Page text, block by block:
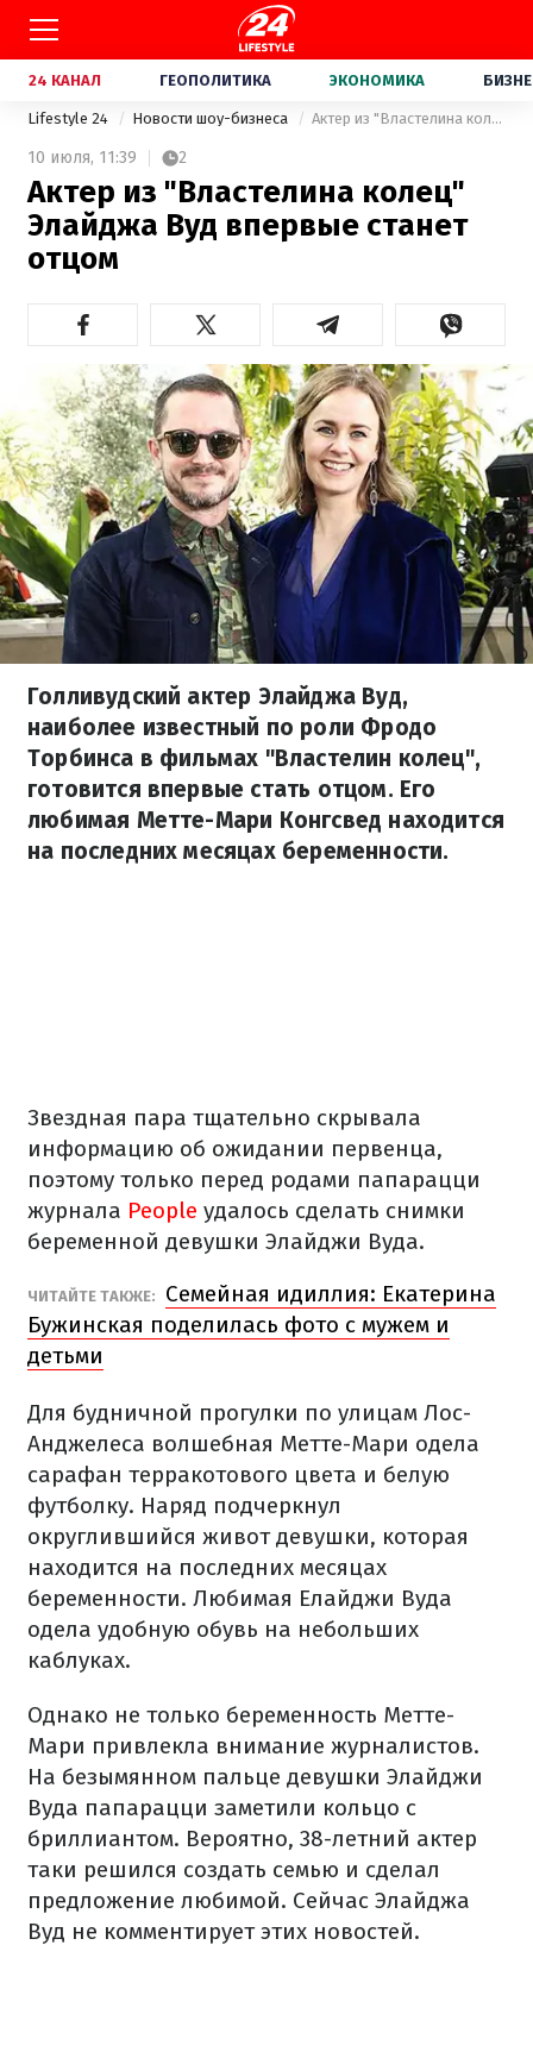
24 КАНАЛ ГЕОПОЛИТИКА ЭКОНОМИКА
Lifestyle 24 Новости шоу-бизнеса Актер из "Властелина колец" Элайджа Вуд впервые станет отцом
10 июля, 11:39 2
Актер из "Властелина колец"
Элайджа Вуд впервые станет
отцом
Голливудский актер Элайджа Вуд,
наиболее известный по роли Фродо
Торбинса в фильмах "Властелин колец",
готовится впервые стать отцом. Его
любимая Метте-Мари Конгсвед находится
на последних месяцах беременности.
Звездная пара тщательно скрывала
информацию об ожидании первенца,
поэтому только перед родами папарацци
журнала People удалось сделать снимки
беременной девушки Элайджи Вуда.
ЧИТАЙТЕ ТАКЖЕ:
Семейная идиллия: Екатерина
Бужинская поделилась фото с мужем и
детьми
Для будничной прогулки по улицам Лос-
Анджелеса волшебная Метте-Мари одела
сарафан терракотового цвета и белую
футболку. Наряд подчеркнул
округлившийся живот девушки, которая
находится на последних месяцах
беременности. Любимая Елайджи Вуда
одела удобную обувь на небольших
каблуках.
Однако не только беременность Метте-
Мари привлекла внимание журналистов.
На безымянном пальце девушки Элайджи
Вуда папарацци заметили кольцо с
бриллиантом. Вероятно, 38-летний актер
таки решился создать семью и сделал
предложение любимой. Сейчас Элайджа
Вуд не комментирует этих новостей.